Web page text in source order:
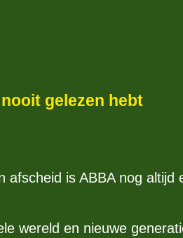
gelezen hebt
is ABBA nog
wereld en nieuwe